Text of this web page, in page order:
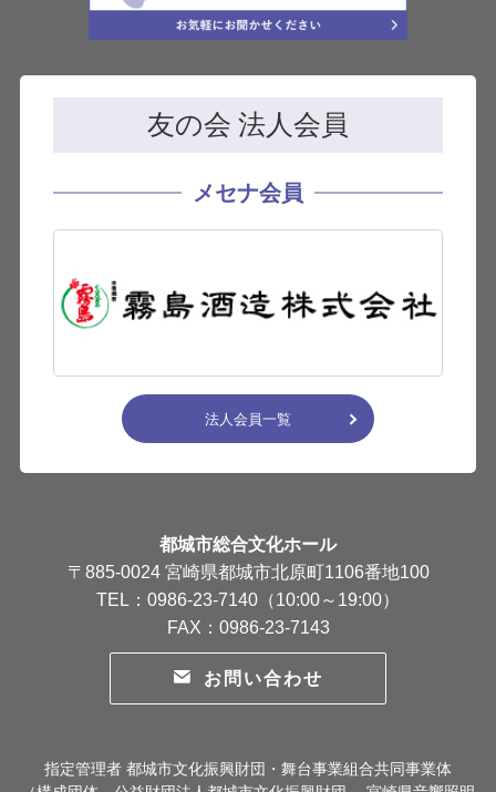
友の会 法人会員
メセナ会員
法人会員一覧
都城市総合文化ホール
〒885-0024 宮崎県都城市北原町1106番地100
TEL：0986-23-7140（10:00～19:00）
FAX：0986-23-7143
お問い合わせ
指定管理者 都城市文化振興財団・舞台事業組合共同事業体